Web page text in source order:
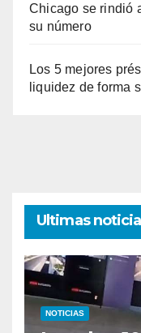
Chicago se rindió
su número
Los 5 mejores
liquidez de forma
Ultimas
NOTICIAS